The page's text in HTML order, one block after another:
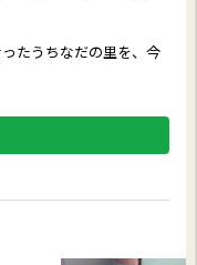
たうちなだの里を、今